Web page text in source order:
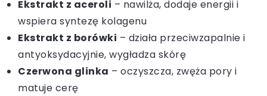
Ekstrakt z aceroli – nawilża, dodaje energii i
wspiera syntezę kolagenu
Ekstrakt z borówki – działa przeciwzapalnie i
antyoksydacyjnie, wygładza skórę
Czerwona glinka – oczyszcza, zwęża pory i
matuje cerę